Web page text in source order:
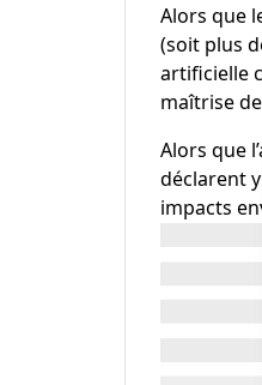
Alors que
(soit plus
artificielle
maîtrise
Alors que
déclarent
impacts
prompter
c’est une